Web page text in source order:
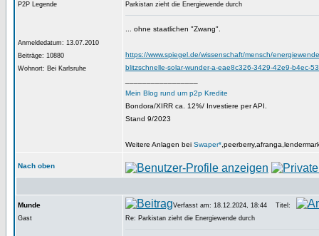
P2P Legende
Anmeldedatum: 13.07.2010
Beiträge: 10880
Wohnort: Bei Karlsruhe
Parkistan zieht die Energiewende durch
... ohne staatlichen "Zwang".
https://www.spiegel.de/wissenschaft/mensch/
blitzschnelle-solar-wunder-a-eae8c326-3429-42e9-b4ec-
Mein Blog rund um p2p Kredite
Bondora/XIRR ca. 12%/ Investiere per API.
Stand 9/2023
Weitere Anlagen bei Swaper*
Nach oben
Munde
Gast
Verfasst am: 18.12.2024, 18:44
Titel:
Re: Parkistan zieht die Energiewende durch